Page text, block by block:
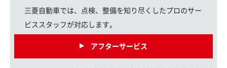
三菱自動車では、点検、整備を知り尽くしたプロのサー
ビススタッフが対応します。
アフターサービス